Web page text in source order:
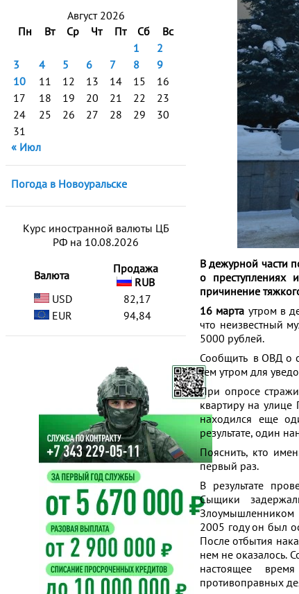
Август 2026
Пн
Вт Ср Чт Пт Сб
Вс
1
2
3
4 5 6 7 8
9
10
11 12 13 14 15
16
17
18 19 20 21 22
23
24
25 26 27 28 29
30
31
« Июл
Погода в Новоуральске
Курс иностранной валюты ЦБ
РФ на 10.08.2026
Валюта
Продажа
RUB
USD
82,17
EUR
94,84
В дежурной части
о преступлениях
причинение
16 марта утром в
что неизвестный
5000 рублей.
Сообщить в ОВД о
тем утром для
При опросе
квартиру на
находился еще
результате, один
Пояснить, кто
первый раз.
В результате
Сыщики
Злоумышленником
2005 году он был
После отбытия
нем не оказалось.
настоящее
противоправных